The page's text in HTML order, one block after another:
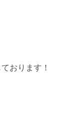
おります！